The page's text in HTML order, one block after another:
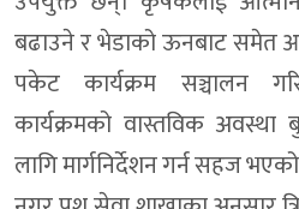
बढाउने र भेडाको ऊनबाट समेत
पकेट कार्यक्रम सञ्चालन
कार्यक्रमको वास्तविक
लागि मार्गनिर्देशन गर्न सहज